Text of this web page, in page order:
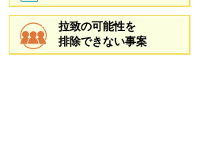
拉致の可能性を
排除できない事案